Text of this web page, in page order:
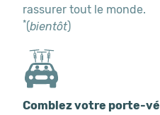
rassurer tout le monde.
*(bientôt)
Comblez votre porte-